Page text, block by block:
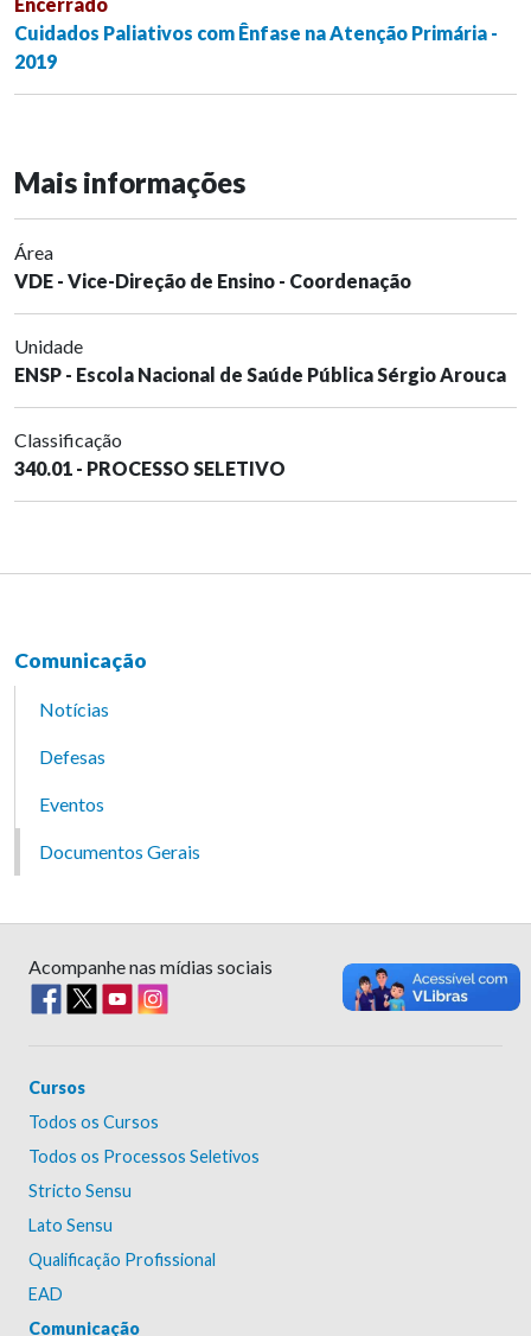
Cuidados Paliativos com Ênfase na Atenção Primária -
2019
Mais informações
Área
VDE - Vice-Direção de Ensino - Coordenação
Unidade
ENSP - Escola Nacional de Saúde Pública Sérgio Arouca
Classificação
340.01 - PROCESSO SELETIVO
Comunicação
Notícias
Defesas
Eventos
Documentos Gerais
Acompanhe nas mídias sociais
Cursos
Todos os Cursos
Todos os Processos Seletivos
Stricto Sensu
Lato Sensu
Qualificação Profissional
EAD
Comunicação